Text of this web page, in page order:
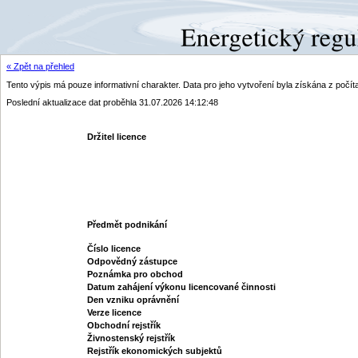
« Zpět na přehled
Tento výpis má pouze informativní charakter. Data pro jeho vytvoření byla získána z
Poslední aktualizace dat proběhla 31.07.2026 14:12:48
Držitel licence
Předmět podnikání
Číslo licence
Odpovědný zástupce
Poznámka pro obchod
Datum zahájení výkonu licencované činnosti
Den vzniku oprávnění
Verze licence
Obchodní rejstřík
Živnostenský rejstřík
Rejstřík ekonomických subjektů